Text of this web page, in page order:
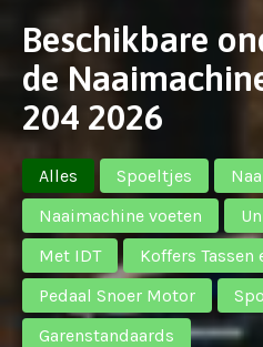
Beschikbare
de
204 2026
Alles Spoeltjes
Naaimachine voeten
Met IDT
Koffers Tassen
Pedaal Snoer Motor
Garenstandaards